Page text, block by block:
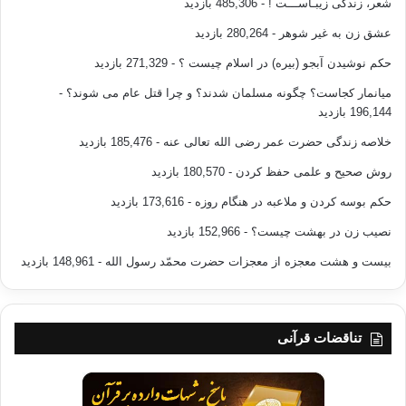
دارای ارزش خاصّی است.»
عدم وجود جوانان در هر
و حیات
است.
دعوتی رمز کهولت دعوت و سر انجام کنار رفتن یا کنار زدن آن در عرصه­ی وجود
و حیات
5. تنظیم در دعوت :
منظور از تنظیم در
شعر، زندگی زیبـاســـت ! - 485,306 بازدید
عشق زن به غیر شوهر - 280,264 بازدید
حکم نوشیدن آبجو (بیره) در اسلام چیست ؟ - 271,329 بازدید
میانمار کجاست؟ چگونه مسلمان شدند؟ و چرا قتل عام می شوند؟ -
196,144 بازدید
خلاصه زندگی حضرت عمر رضی الله تعالی عنه - 185,476 بازدید
روش صحیح و علمی حفظ کردن - 180,570 بازدید
حکم بوسه کردن و ملاعبه در هنگام روزه - 173,616 بازدید
نصیب زن در بهشت چیست؟ - 152,966 بازدید
بیست و هشت معجزه از معجزات حضرت محمّد رسول الله - 148,961 بازدید
تناقضات قرآنی